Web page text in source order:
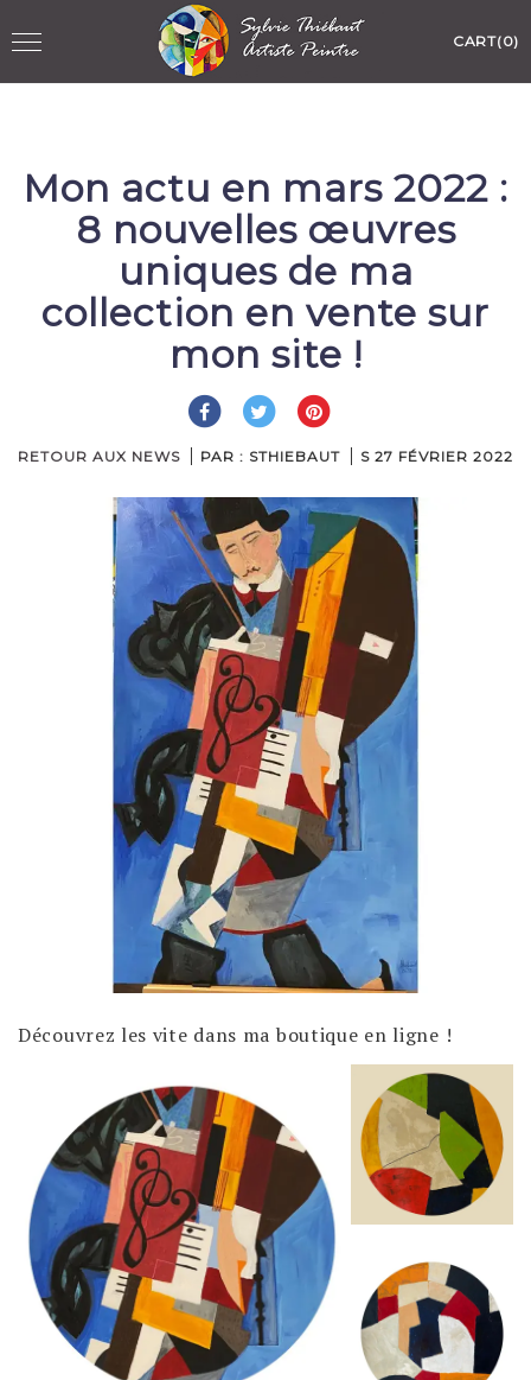
to
content
Toggle CART(0)
Mon actu en mars 2022 :
8 nouvelles œuvres
uniques de ma
collection en vente sur
mon site !
RETOUR AUX NEWS PAR : STHIEBAUT S 27 FÉVRIER 2022
Découvrez les vite dans ma boutique en ligne !